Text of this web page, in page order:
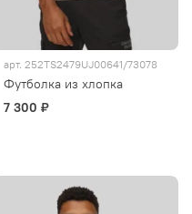
арт. 252TS2479UJ00641/73078
Футболка из хлопка
7 300 ₽